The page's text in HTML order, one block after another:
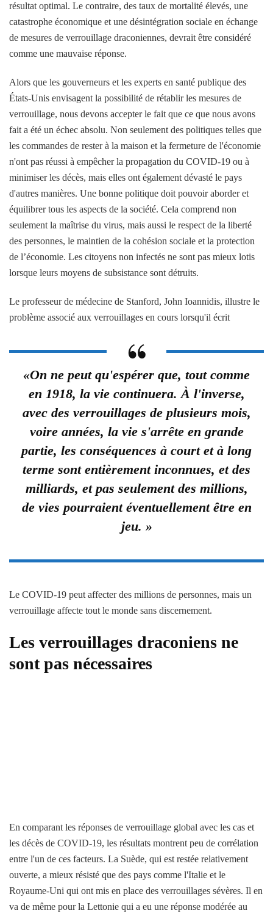
résultat optimal. Le contraire, des taux de mortalité élevés, une
catastrophe économique et une désintégration sociale en échange
de mesures de verrouillage draconiennes, devrait être considéré
comme une mauvaise réponse.
Alors que les gouverneurs et les experts en santé publique des
États-Unis envisagent la possibilité de rétablir les mesures de
verrouillage, nous devons accepter le fait que ce que nous avons
fait a été un échec absolu. Non seulement des politiques telles que
les commandes de rester à la maison et la fermeture de l'économie
n'ont pas réussi à empêcher la propagation du COVID-19 ou à
minimiser les décès, mais elles ont également dévasté le pays
d'autres manières. Une bonne politique doit pouvoir aborder et
équilibrer tous les aspects de la société. Cela comprend non
seulement la maîtrise du virus, mais aussi le respect de la liberté
des personnes, le maintien de la cohésion sociale et la protection
de l’économie. Les citoyens non infectés ne sont pas mieux lotis
lorsque leurs moyens de subsistance sont détruits.
Le professeur de médecine de Stanford, John Ioannidis, illustre le
problème associé aux verrouillages en cours lorsqu'il écrit
«On ne peut qu'espérer que, tout comme
en 1918, la vie continuera. À l'inverse,
avec des verrouillages de plusieurs mois,
voire années, la vie s'arrête en grande
partie, les conséquences à court et à long
terme sont entièrement inconnues, et des
milliards, et pas seulement des millions,
de vies pourraient éventuellement être en
jeu. »
Le COVID-19 peut affecter des millions de personnes, mais un
verrouillage affecte tout le monde sans discernement.
Les verrouillages draconiens ne
sont pas nécessaires
En comparant les réponses de verrouillage global avec les cas et
les décès de COVID-19, les résultats montrent peu de corrélation
entre l'un de ces facteurs. La Suède, qui est restée relativement
ouverte, a mieux résisté que des pays comme l'Italie et le
Royaume-Uni qui ont mis en place des verrouillages sévères. Il en
va de même pour la Lettonie qui a eu une réponse modérée au